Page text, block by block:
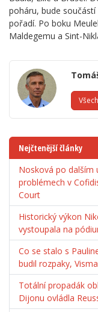
poháru, bude
pořadí. Po boku
Maldegemu a Sint-
Nejčtenější články
Nosková po dalším
problémech v
Court
Historický výkon
vystoupala na
Co se stalo s
budil rozpaky,
Totální propadák
Dijonu ovládla